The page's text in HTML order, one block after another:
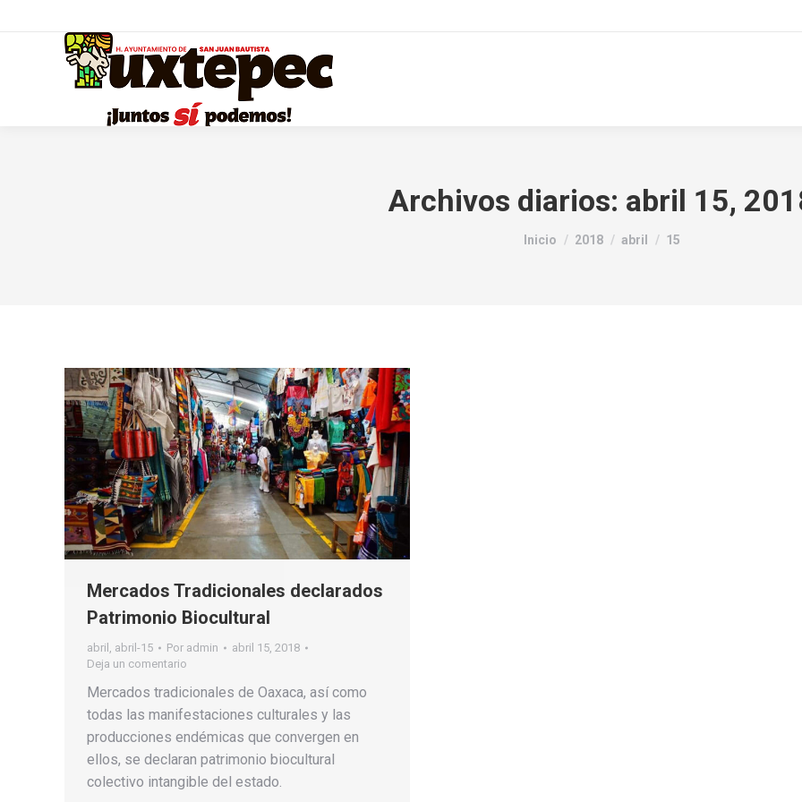
Archivos diarios: abril 15,
Estás aquí:
Inicio 2018 abril 15
Mercados Tradicionales declarados
Patrimonio Biocultural
abril , abril-15 Por admin
abril 15, 2018
Deja un comentario
Mercados tradicionales de Oaxaca, así como
todas las manifestaciones culturales y las
producciones endémicas que convergen en
ellos, se declaran patrimonio biocultural
colectivo intangible del estado.